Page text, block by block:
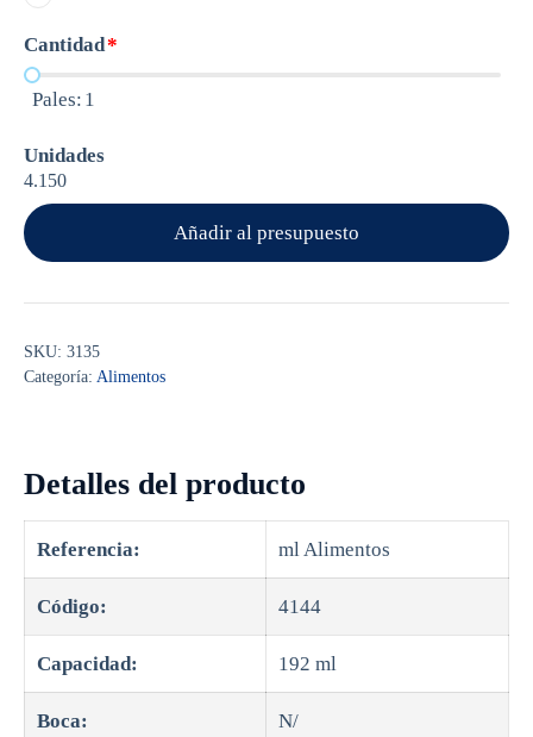
Cantidad*
Pales: 1
Unidades
4.150
Añadir al presupuesto
SKU: 3135
Categoría: Alimentos
Detalles del producto
Referencia: ml Alimentos
Código: 4144
Capacidad: 192 ml
Boca: N/